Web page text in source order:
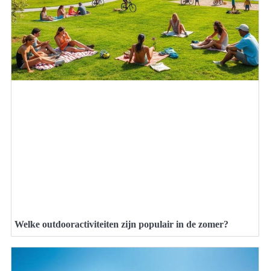
Welke outdooractiviteiten zijn populair in de zomer?